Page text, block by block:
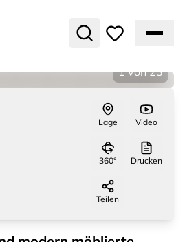
1 von 23
Lage Video
360° Drucken
Teilen